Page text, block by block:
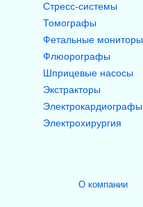
Стресс-системы
Томографы
Фетальные мониторы
Флюорографы
Шприцевые насосы
Экстракторы
Электрокардиографы
Электрохирургия
О компании